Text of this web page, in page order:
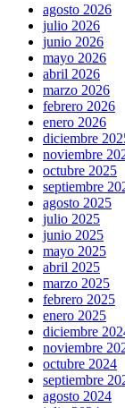
agosto 2026
julio 2026
junio 2026
mayo 2026
abril 2026
marzo 2026
febrero 2026
enero 2026
diciembre
noviembre
octubre 2025
septiembre
agosto 2025
julio 2025
junio 2025
mayo 2025
abril 2025
marzo 2025
febrero 2025
enero 2025
diciembre
noviembre
octubre 2024
septiembre
agosto 2024